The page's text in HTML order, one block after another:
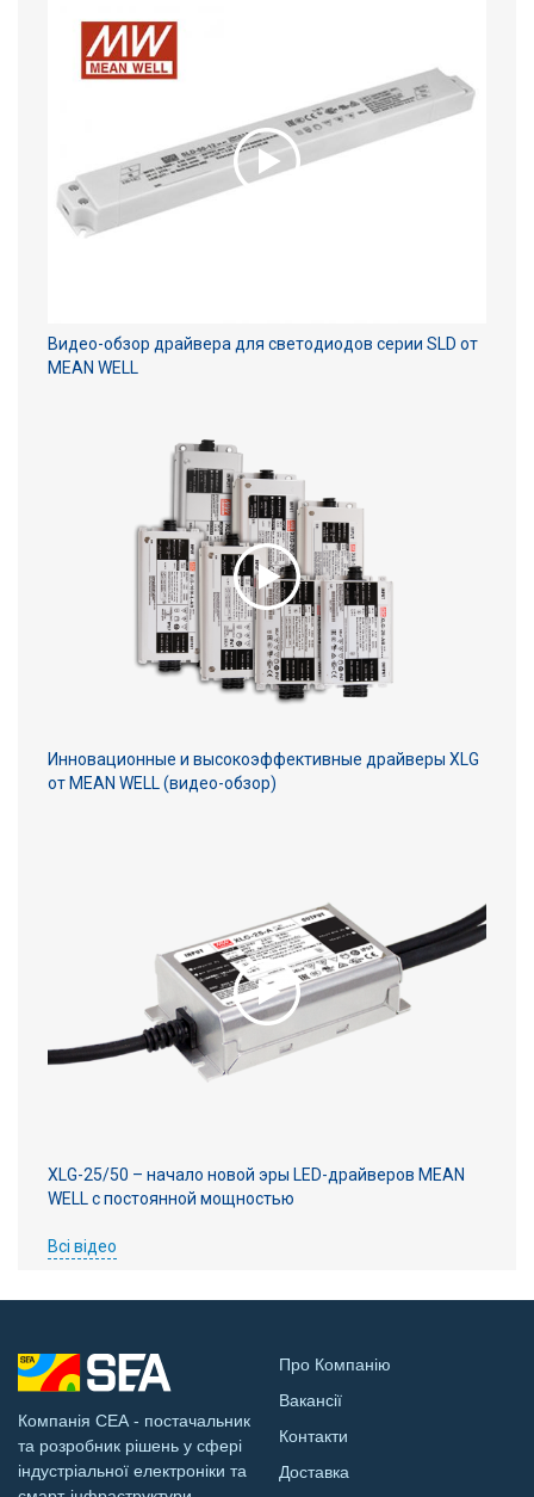
Видео-обзор драйвера для светодиодов серии SLD от
MEAN WELL
Инновационные и высокоэффективные драйверы XLG
от MEAN WELL (видео-обзор)
XLG-25/50 – начало новой эры LED-драйверов MEAN
WELL с постоянной мощностью
Всі відео
Компанія СЕА - постачальник
та розробник рішень у сфері
індустріальної електроніки та
Про Компанію
Вакансії
Контакти
Доставка